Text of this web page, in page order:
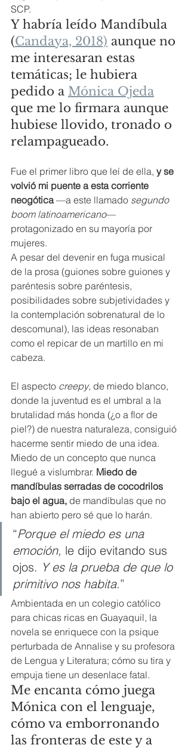
SCP.
Y habría leído Mandíbula
(Candaya, 2018) aunque no
me interesaran estas
temáticas; le hubiera
pedido a Mónica Ojeda
que me lo firmara aunque
hubiese llovido, tronado o
relampagueado.
Fue el primer libro que leí de ella, y se
volvió mi puente a esta corriente
neogótica —a este llamado segundo
boom latinoamericano—
protagonizado en su mayoría por
mujeres.
A pesar del devenir en fuga musical
de la prosa (guiones sobre guiones y
paréntesis sobre paréntesis,
posibilidades sobre subjetividades y
la contemplación sobrenatural de lo
descomunal), las ideas resonaban
como el repicar de un martillo en mi
cabeza.
El aspecto creepy, de miedo blanco,
donde la juventud es el umbral a la
brutalidad más honda (¿o a flor de
piel?) de nuestra naturaleza, consiguió
hacerme sentir miedo de una idea.
Miedo de un concepto que nunca
llegué a vislumbrar. Miedo de
mandíbulas serradas de cocodrilos
bajo el agua, de mandíbulas que no
han abierto pero sé que lo harán.
“Porque el miedo es una
emoción, le dijo evitando sus
ojos. Y es la prueba de que lo
primitivo nos habita.”
Ambientada en un colegio católico
para chicas ricas en Guayaquil, la
novela se enriquece con la psique
perturbada de Annalise y su profesora
de Lengua y Literatura; cómo su tira y
empuja tiene un desenlace fatal.
Me encanta cómo juega
Mónica con el lenguaje,
cómo va emborronando
las fronteras de este y a